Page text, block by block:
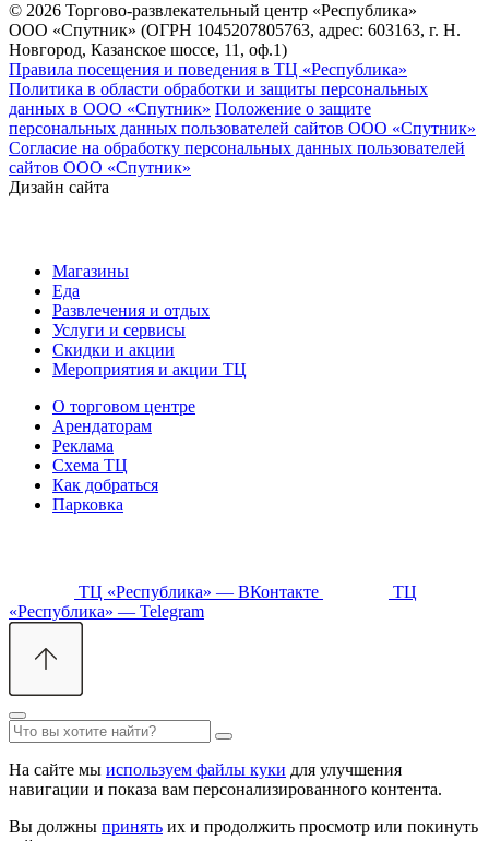
© 2026 Торгово-развлекательный центр «Республика»
ООО «Спутник» (ОГРН 1045207805763, адрес: 603163, г. Н.
Новгород, Казанское шоссе, 11, оф.1)
Правила посещения и поведения в ТЦ «Республика»
Политика в области обработки и защиты персональных
данных в ООО «Спутник» Положение о защите
персональных данных пользователей сайтов ООО «Спутник»
Согласие на обработку персональных данных пользователей
сайтов ООО «Спутник»
Дизайн сайта
Магазины
Еда
Развлечения и отдых
Услуги и сервисы
Скидки и акции
Мероприятия и акции ТЦ
О торговом центре
Арендаторам
Реклама
Схема ТЦ
Как добраться
Парковка
ТЦ «Республика» — ВКонтакте
ТЦ
«Республика» — Telegram
На сайте мы используем файлы куки для улучшения
навигации и показа вам персонализированного контента.
Вы должны принять их и продолжить просмотр или покинуть